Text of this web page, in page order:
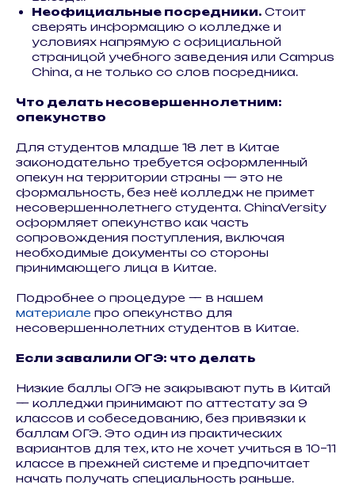
Неофициальные посредники. Стоит
сверять информацию о колледже и
условиях напрямую с официальной
страницой учебного заведения или Campus
China, а не только со слов посредника.
Что делать несовершеннолетним:
опекунство
Для студентов младше 18 лет в Китае
законодательно требуется оформленный
опекун на территории страны — это не
формальность, без неё колледж не примет
несовершеннолетнего студента. ChinaVersity
оформляет опекунство как часть
сопровождения поступления, включая
необходимые документы со стороны
принимающего лица в Китае.
Подробнее о процедуре — в нашем
материале про опекунство для
несовершеннолетних студентов в Китае.
Если завалили ОГЭ: что делать
Низкие баллы ОГЭ не закрывают путь в Китай
— колледжи принимают по аттестату за 9
классов и собеседованию, без привязки к
баллам ОГЭ. Это один из практических
вариантов для тех, кто не хочет учиться в 10–11
классе в прежней системе и предпочитает
начать получать специальность раньше.